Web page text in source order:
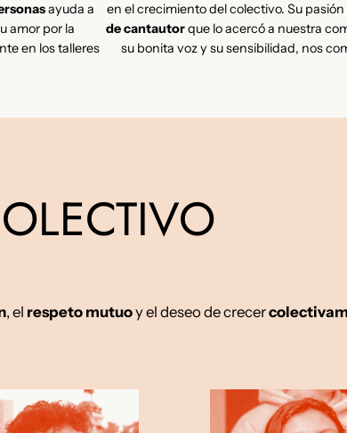
ayuda a
amor por la
en los talleres
en el crecimiento del colectivo. Su pasión
de cantautorque lo acercó a nuestra
su bonita voz y su sensibilidad, nos
, el respeto mutuoy el deseo de crecer